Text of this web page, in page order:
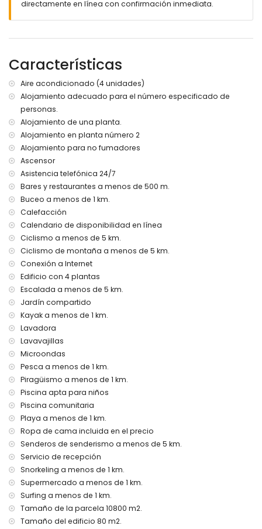
zona de estar y comedor al aire libre
espacio de garaje comunitario
Más información
200 metros del apartamento)
orilla o ribera más cercana: Mediterráneo (a menos de
1000 metros del apartamento)
playa más cercana: Playa de la Marineta (a menos de 1000
metros del apartamento)
puerto más cercano: Real Club Náutico (a menos de 200
metros del apartamento)
parque más cercano: Parque Torrequemada (a menos de
2 kilómetros del apartamento)
aeropuerto más cercano: Alicante (a menos de 100
kilómetros del apartamento)
segundo aeropuerto más cercano: Valencia (> 100
kilómetros)
no se permite fumar
no se admiten mascotas
El edificio donde se encuentra el alojamiento dispone de
ascensor.
El alojamiento es muy adecuado para familias con niños
Instalaciones y servicios privados incluidos en el precio del
internet (WiFi)
aspiradora y plancha con tabla de planchar
ropa de cama y toallas
calefacción y aire acondicionado
Instalaciones / servicios comunitarios
área de fitness
Instalaciones y servicios privados con suplemento
cama extra y cuna/cama para niños (bajo demanda)
Entretenimiento y actividades de ocio para sus vacaciones
en Denia, Costa Blanca
bar (a menos de 1000 metros de la casa)
paseo marítimo (Puerto Deportivo) (a menos de 5
kilómetros de la casa)
Lugares de interés y cultura en Denia, Costa Blanca
iglesia (Sant Antoni de Pádua) y monumento (Playmobil
directamente en línea con confirmación inmediata.
Características
Aire acondicionado (4 unidades)
Alojamiento adecuado para el número especificado de
personas.
Alojamiento de una planta.
Alojamiento en planta número 2
Alojamiento para no fumadores
Ascensor
Asistencia telefónica 24/7
Bares y restaurantes a menos de 500 m.
Buceo a menos de 1 km.
Calefacción
Calendario de disponibilidad en línea
Ciclismo a menos de 5 km.
Ciclismo de montaña a menos de 5 km.
Conexión a Internet
Edificio con 4 plantas
Escalada a menos de 5 km.
Jardín compartido
Kayak a menos de 1 km.
Lavadora
Lavavajillas
Microondas
Pesca a menos de 1 km.
Piragüismo a menos de 1 km.
Piscina apta para niños
Piscina comunitaria
Playa a menos de 1 km.
Ropa de cama incluida en el precio
Senderos de senderismo a menos de 5 km.
Servicio de recepción
Snorkeling a menos de 1 km.
Supermercado a menos de 1 km.
Surfing a menos de 1 km.
Tamaño de la parcela 10800 m2.
Tamaño del edificio 80 m2.